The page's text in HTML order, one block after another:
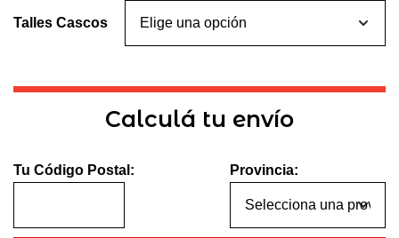
Talles Cascos
Calculá tu envío
Tu Código Postal: Provincia: